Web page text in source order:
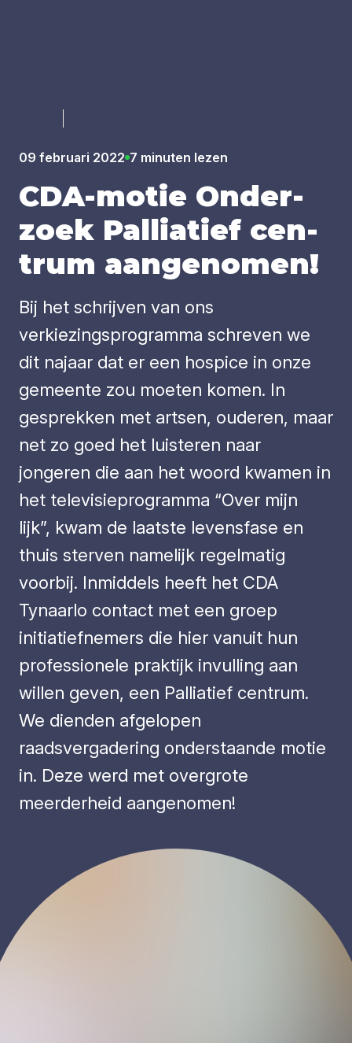
09 februari 2022 7 minuten lezen
CDA-motie Onder­
zoek Pal­li­a­tief cen­
trum aan­ge­no­men!
Bij het schrijven van ons
verkiezingsprogramma schreven we
dit najaar dat er een hospice in onze
gemeente zou moeten komen. In
gesprekken met artsen, ouderen, maar
net zo goed het luisteren naar
jongeren die aan het woord kwamen in
het televisieprogramma “Over mijn
lijk”, kwam de laatste levensfase en
thuis sterven namelijk regelmatig
voorbij. Inmiddels heeft het CDA
Tynaarlo contact met een groep
initiatiefnemers die hier vanuit hun
professionele praktijk invulling aan
willen geven, een Palliatief centrum.
We dienden afgelopen
raadsvergadering onderstaande motie
in. Deze werd met overgrote
meerderheid aangenomen!